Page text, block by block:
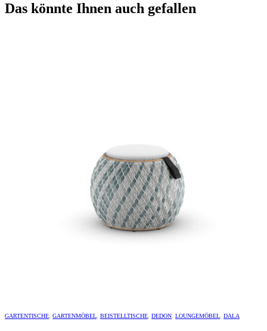
Das könnte Ihnen auch gefallen
GARTENTISCHE, GARTENMÖBEL, BEISTELLTISCHE, DEDON, LOUNGEMÖBEL, DALA